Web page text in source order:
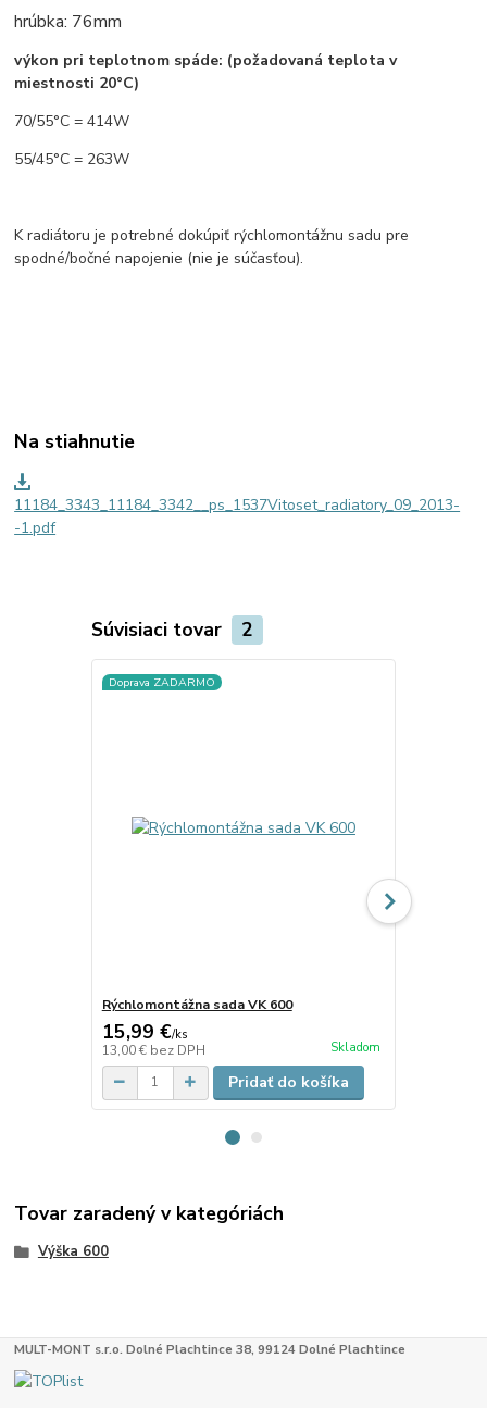
hrúbka: 76mm
výkon pri teplotnom spáde: (požadovaná teplota v
miestnosti 20°C)
70/55°C = 414W
55/45°C = 263W
K radiátoru je potrebné dokúpiť rýchlomontážnu sadu pre
spodné/bočné napojenie (nie je súčasťou).
Na stiahnutie
11184_3343_11184_3342__ps_1537Vitoset_radiatory_09_2013-
-1.pdf
Súvisiaci tovar 2
Doprava ZADARMO
Rýchlomontážna sada VK 600
15,99 €/ks
13,00 € bez DPH Skladom
Pridať do košíka
Tovar zaradený v kategóriách
Výška 600
MULT-MONT s.r.o. Dolné Plachtince 38, 99124 Dolné Plachtince